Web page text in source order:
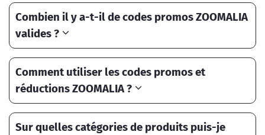
Combien il y a-t-il de codes promos ZOOMALIA
valides ?
Comment utiliser les codes promos et
réductions ZOOMALIA ?
Sur quelles catégories de produits puis-je